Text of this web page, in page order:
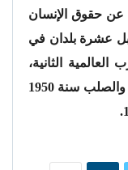
عن حقوق الإنسان
تأسست في 1949 من قبل عشرة بلدان في
الثانية،
والتي أفرزت المجموعة الأوروبية للفحم والصلب سنة 1950